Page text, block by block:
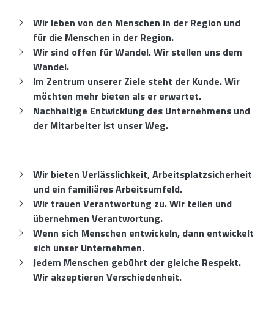
Wir leben von den Menschen in der Region und
für die Menschen in der Region.
Wir sind offen für Wandel. Wir stellen uns dem
Wandel.
Im Zentrum unserer Ziele steht der Kunde. Wir
möchten mehr bieten als er erwartet.
Nachhaltige Entwicklung des Unternehmens und
der Mitarbeiter ist unser Weg.
Wir bieten Verlässlichkeit, Arbeitsplatzsicherheit
und ein familiäres Arbeitsumfeld.
Wir trauen Verantwortung zu. Wir teilen und
übernehmen Verantwortung.
Wenn sich Menschen entwickeln, dann entwickelt
sich unser Unternehmen.
Jedem Menschen gebührt der gleiche Respekt.
Wir akzeptieren Verschiedenheit.